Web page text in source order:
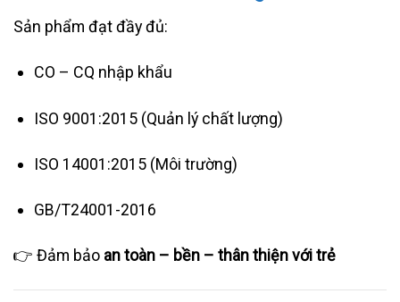
Sản phẩm đạt đầy đủ:
CO – CQ nhập khẩu
ISO 9001:2015 (Quản lý chất lượng)
ISO 14001:2015 (Môi trường)
GB/T24001-2016
👉 Đảm bảo an toàn – bền – thân thiện với trẻ